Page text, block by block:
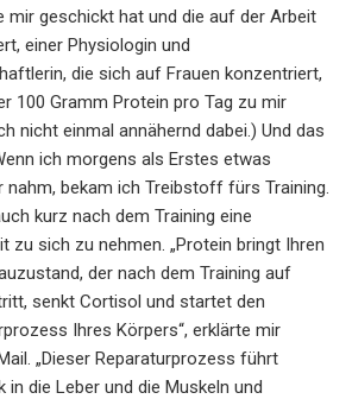
mir geschickt hat und die auf der Arbeit
einer Physiologin und
die sich auf Frauen konzentriert,
100 Gramm Protein pro Tag zu mir
nicht einmal annähernd dabei.) Und das
ich morgens als Erstes etwas
nahm, bekam ich Treibstoff fürs Training.
kurz nach dem Training eine
zu sich zu nehmen. „Protein bringt Ihren
der nach dem Training auf
senkt Cortisol und startet den
Ihres Körpers“, erklärte mir
„Dieser Reparaturprozess führt
in die Leber und die Muskeln und